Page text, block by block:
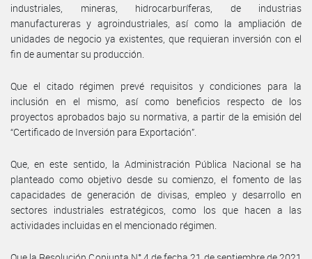
industriales, mineras, hidrocarburíferas, de industrias
manufactureras y agroindustriales, así como la ampliación de
unidades de negocio ya existentes, que requieran inversión con el
fin de aumentar su producción.
Que el citado régimen prevé requisitos y condiciones para la
inclusión en el mismo, así como beneficios respecto de los
proyectos aprobados bajo su normativa, a partir de la emisión del
“Certificado de Inversión para Exportación”.
Que, en este sentido, la Administración Pública Nacional se ha
planteado como objetivo desde su comienzo, el fomento de las
capacidades de generación de divisas, empleo y desarrollo en
sectores industriales estratégicos, como los que hacen a las
actividades incluidas en el mencionado régimen.